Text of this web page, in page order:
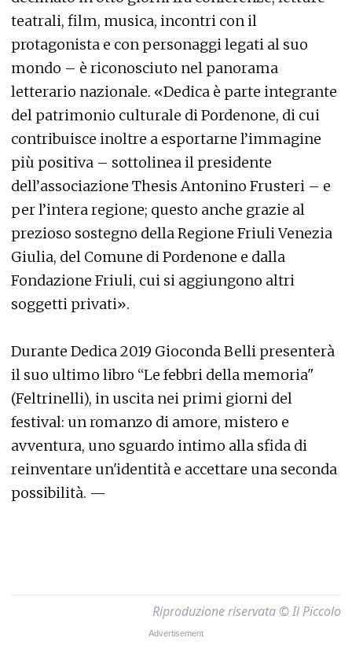
teatrali, film, musica, incontri con il
protagonista e con personaggi legati al suo
mondo – è riconosciuto nel panorama
letterario nazionale. «Dedica è parte integrante
del patrimonio culturale di Pordenone, di cui
contribuisce inoltre a esportarne l’immagine
più positiva – sottolinea il presidente
dell’associazione Thesis Antonino Frusteri – e
per l’intera regione; questo anche grazie al
prezioso sostegno della Regione Friuli Venezia
Giulia, del Comune di Pordenone e dalla
Fondazione Friuli, cui si aggiungono altri
soggetti privati».
Durante Dedica 2019 Gioconda Belli presenterà
il suo ultimo libro “Le febbri della memoria"
(Feltrinelli), in uscita nei primi giorni del
festival: un romanzo di amore, mistero e
avventura, uno sguardo intimo alla sfida di
reinventare un'identità e accettare una seconda
possibilità. —
Riproduzione riservata © Il Piccolo